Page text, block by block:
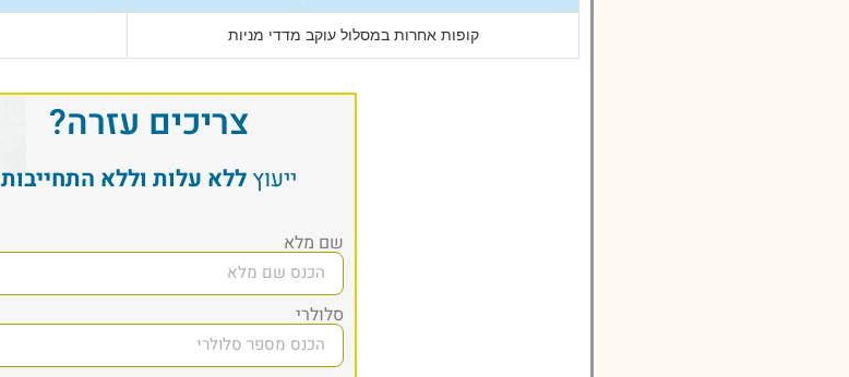
קופות אחרות במסלול עוקב מדדי מניות
צריכים עזרה?
ייעוץללא עלות וללא התחייבות
שם מלא
סלולרי